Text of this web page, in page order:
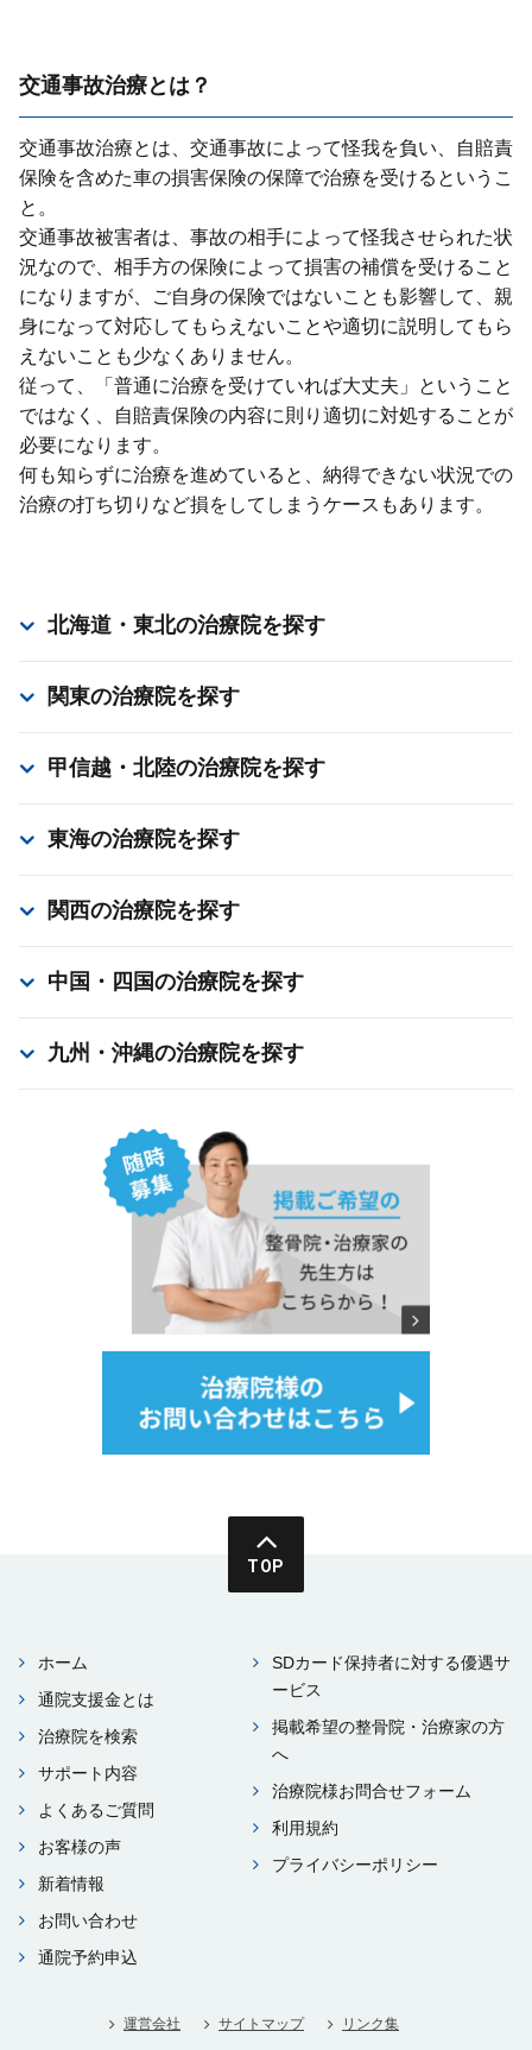
交通事故治療とは？
交通事故治療とは、交通事故によって怪我を負い、⾃賠責
保険を含めた⾞の損害保険の保障で治療を受けるというこ
と。
交通事故被害者は、事故の相⼿によって怪我させられた状
況なので、相⼿⽅の保険によって損害の補償を受けること
になりますが、ご⾃⾝の保険ではないことも影響して、親
⾝になって対応してもらえないことや適切に説明してもら
えないことも少なくありません。
従って、「普通に治療を受けていれば⼤丈夫」ということ
ではなく、⾃賠責保険の内容に則り適切に対処することが
必要になります。
何も知らずに治療を進めていると、納得できない状況での
治療の打ち切りなど損をしてしまうケースもあります。
北海道・東北の治療院を探す
関東の治療院を探す
甲信越・北陸の治療院を探す
東海の治療院を探す
関西の治療院を探す
中国・四国の治療院を探す
九州・沖縄の治療院を探す
TOP
ホーム
通院⽀援⾦とは
治療院を検索
サポート内容
よくあるご質問
お客様の声
新着情報
お問い合わせ
通院予約申込
SDカード保持者に対する優遇サ
ービス
掲載希望の整⾻院・治療家の⽅
へ
治療院様お問合せフォーム
利⽤規約
プライバシーポリシー
運営会社 サイトマップ リンク集